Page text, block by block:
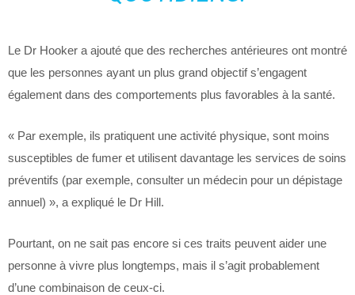
Le Dr Hooker a ajouté que des recherches antérieures ont montré
que les personnes ayant un plus grand objectif s’engagent
également dans des comportements plus favorables à la santé.
« Par exemple, ils pratiquent une activité physique, sont moins
susceptibles de fumer et utilisent davantage les services de soins
préventifs (par exemple, consulter un médecin pour un dépistage
annuel) », a expliqué le Dr Hill.
Pourtant, on ne sait pas encore si ces traits peuvent aider une
personne à vivre plus longtemps, mais il s’agit probablement
d’une combinaison de ceux-ci.